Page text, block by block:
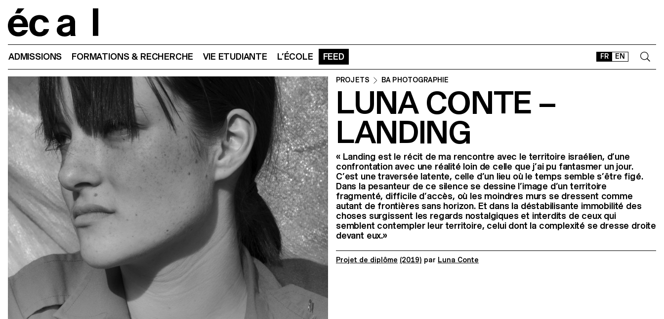
FR EN
ADMISSIONS FORMATIONS & RECHERCHE VIE ETUDIANTE L’ÉCOLE FEED
Instagram
Facebook
LinkedIn
Vimeo
PROJETS BA PHOTOGRAPHIE
LUNA CONTE –
LANDING
« Landing est le récit de ma rencontre avec le territoire israélien, d’une
confrontation avec une réalité loin de celle que j’ai pu fantasmer un jour.
C’est une traversée latente, celle d’un lieu où le temps semble s’être figé.
Dans la pesanteur de ce silence se dessine l’image d’un territoire
fragmenté, difficile d’accès, où les moindres murs se dressent comme
autant de frontières sans horizon. Et dans la déstabilisante immobilité des
choses surgissent les regards nostalgiques et interdits de ceux qui
semblent contempler leur territoire, celui dont la complexité se dresse droite
devant eux.»
Projet de diplôme (2019) par Luna Conte